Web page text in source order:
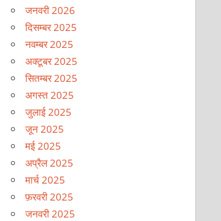
जनवरी 2026
दिसम्बर 2025
नवम्बर 2025
अक्टूबर 2025
सितम्बर 2025
अगस्त 2025
जुलाई 2025
जून 2025
मई 2025
अप्रैल 2025
मार्च 2025
फ़रवरी 2025
जनवरी 2025